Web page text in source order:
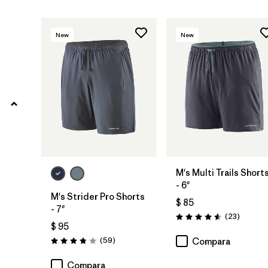
New
M's Strider Pro Shorts
- 7"
$ 95
Valoración: 3.8 / 5
(59Comentarios
)
Compara
New
M's Multi Trails Shorts
- 6"
$ 85
Valoración: 4.6 / 5
(23)
Compara